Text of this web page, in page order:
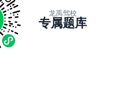
龙禹驾校
专属题库